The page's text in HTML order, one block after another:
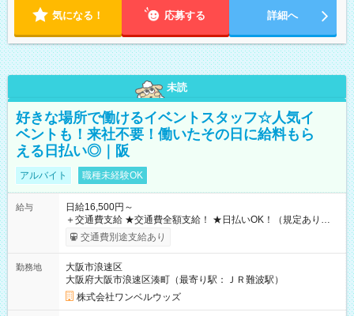
気になる！ 応募する 詳細へ
未読
好きな場所で働けるイベントスタッフ☆人気イ
ベントも！来社不要！働いたその日に給料もら
える日払い◎｜阪
アルバイト 職種未経験OK
給与
日給16,500円～
＋交通費支給 ★交通費全額支給！ ★日払いOK！（規定あり） ┗
働いたその日に現金GET♪ お仕事後はコンビニATMから 日払
交通費別途支給あり
勤務地
大阪市浪速区
大阪府大阪市浪速区湊町（最寄り駅：ＪＲ難波駅）
株式会社ワンベルウッズ